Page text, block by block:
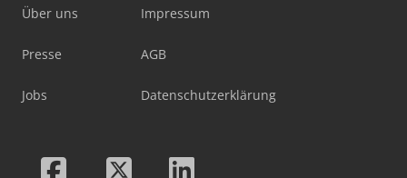
Über uns
Presse
Jobs
Impressum
AGB
Datenschutzerklärung